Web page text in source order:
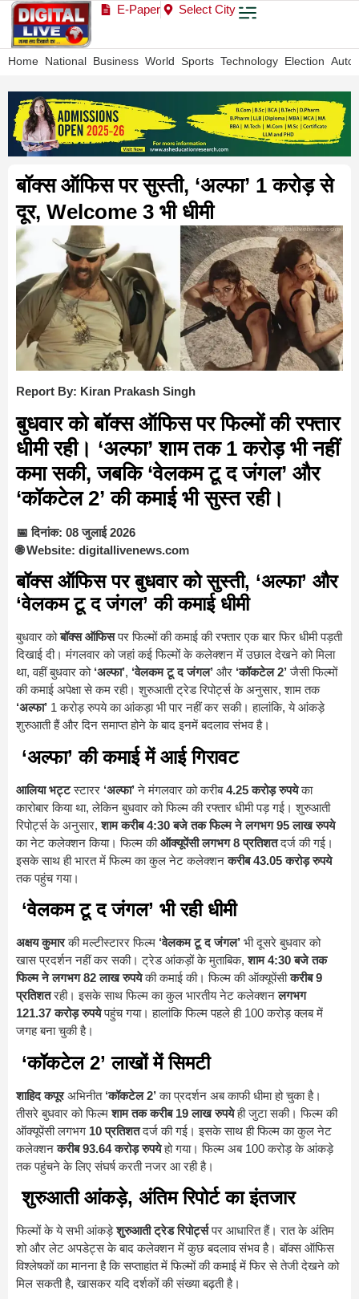
E-Paper Select City
Home National Business World Sports Technology Election Auto
बॉक्स ऑफिस पर सुस्ती, ‘अल्फा’ 1 करोड़ से
दूर, Welcome 3 भी धीमी
Report By: Kiran Prakash Singh
बुधवार को बॉक्स ऑफिस पर फिल्मों की रफ्तार
धीमी रही। ‘अल्फा’ शाम तक 1 करोड़ भी नहीं
कमा सकी, जबकि ‘वेलकम टू द जंगल’ और
‘कॉकटेल 2’ की कमाई भी सुस्त रही।
📅 दिनांक: 08 जुलाई 2026
🌐 Website: digitallivenews.com
बॉक्स ऑफिस पर बुधवार को सुस्ती, ‘अल्फा’ और
‘वेलकम टू द जंगल’ की कमाई धीमी
बुधवार कोबॉक्स ऑफिसपर फिल्मों की कमाई की रफ्तार एक बार फिर धीमी पड़ती
दिखाई दी। मंगलवार को जहां कई फिल्मों के कलेक्शन में उछाल देखने को मिला
था, वहीं बुधवार को ‘अल्फा’, ‘वेलकम टू द जंगल’ और ‘कॉकटेल 2’जैसी फिल्मों
की कमाई अपेक्षा से कम रही। शुरुआती ट्रेड रिपोर्ट्स के अनुसार, शाम तक
‘अल्फा’ 1 करोड़ रुपये का आंकड़ा भी पार नहीं कर सकी। हालांकि, ये आंकड़े
शुरुआती हैं और दिन समाप्त होने के बाद इनमें बदलाव संभव है।
‘अल्फा’ की कमाई में आई गिरावट
आलिया भट्टस्टारर ‘अल्फा’ने मंगलवार को करीब4.25 करोड़ रुपयेका
कारोबार किया था, लेकिन बुधवार को फिल्म की रफ्तार धीमी पड़ गई। शुरुआती
रिपोर्ट्स के अनुसार,शाम करीब 4:30 बजे तक फिल्म ने लगभग 95 लाख रुपये
का नेट कलेक्शन किया। फिल्म कीऑक्यूपेंसी लगभग 8 प्रतिशतदर्ज की गई।
इसके साथ ही भारत में फिल्म का कुल नेट कलेक्शनकरीब 43.05 करोड़ रुपये
तक पहुंच गया।
‘वेलकम टू द जंगल’ भी रही धीमी
अक्षय कुमारकी मल्टीस्टारर फिल्म ‘वेलकम टू द जंगल’ भी दूसरे बुधवार को
खास प्रदर्शन नहीं कर सकी। ट्रेड आंकड़ों के मुताबिक,शाम 4:30 बजे तक
फिल्म ने लगभग 82 लाख रुपयेकी कमाई की। फिल्म की ऑक्यूपेंसीकरीब 9
प्रतिशतरही। इसके साथ फिल्म का कुल भारतीय नेट कलेक्शनलगभग
121.37 करोड़ रुपयेपहुंच गया। हालांकि फिल्म पहले ही 100 करोड़ क्लब में
जगह बना चुकी है।
‘कॉकटेल 2’ लाखों में सिमटी
शाहिद कपूरअभिनीत ‘कॉकटेल 2’का प्रदर्शन अब काफी धीमा हो चुका है।
तीसरे बुधवार को फिल्मशाम तक करीब 19 लाख रुपयेही जुटा सकी। फिल्म की
ऑक्यूपेंसी लगभग 10 प्रतिशतदर्ज की गई। इसके साथ ही फिल्म का कुल नेट
कलेक्शनकरीब 93.64 करोड़ रुपयेहो गया। फिल्म अब 100 करोड़ के आंकड़े
तक पहुंचने के लिए संघर्ष करती नजर आ रही है।
शुरुआती आंकड़े, अंतिम रिपोर्ट का इंतजार
फिल्मों के ये सभी आंकड़ेशुरुआती ट्रेड रिपोर्ट्सपर आधारित हैं। रात के अंतिम
शो और लेट अपडेट्स के बाद कलेक्शन में कुछ बदलाव संभव है। बॉक्स ऑफिस
विश्लेषकों का मानना है कि सप्ताहांत में फिल्मों की कमाई में फिर से तेजी देखने को
मिल सकती है, खासकर यदि दर्शकों की संख्या बढ़ती है।